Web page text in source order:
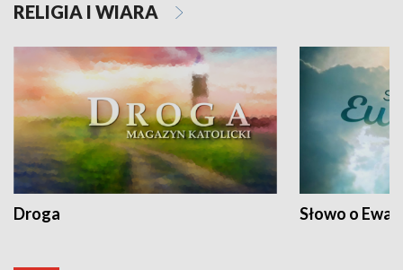
RELIGIA I WIARA
Droga Słowo o